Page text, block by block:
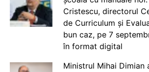
Cristescu, directorul
de Curriculum și
bun caz, pe 7
în format digital
Ministrul Mihai Dimian